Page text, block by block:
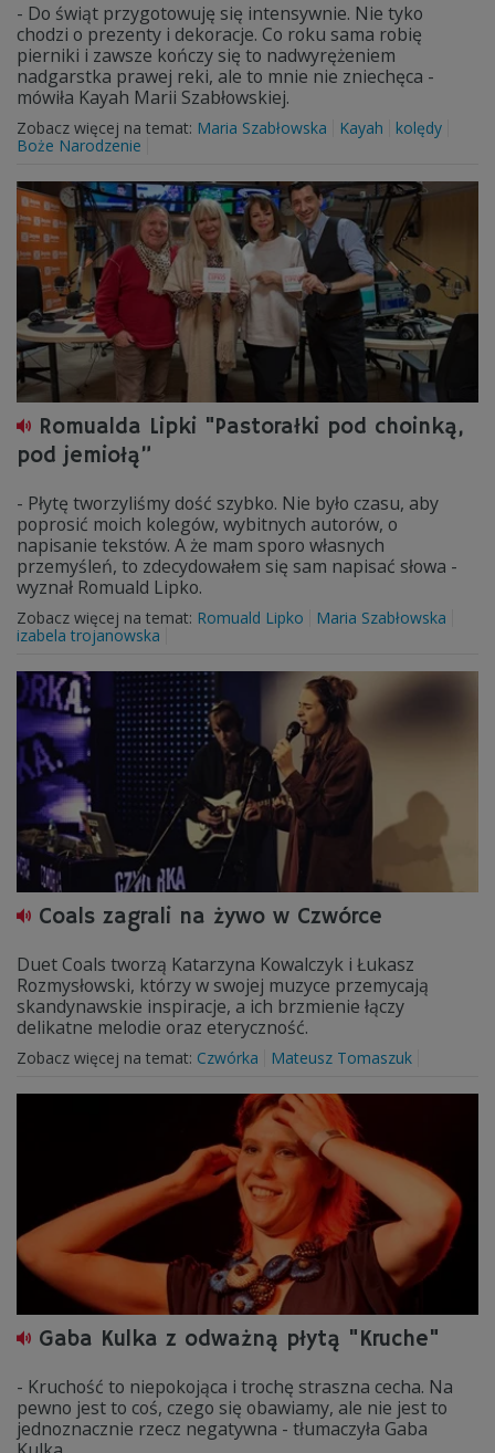
- Do świąt przygotowuję się intensywnie. Nie tyko
chodzi o prezenty i dekoracje. Co roku sama robię
pierniki i zawsze kończy się to nadwyrężeniem
nadgarstka prawej reki, ale to mnie nie zniechęca -
mówiła Kayah Marii Szabłowskiej.
Zobacz więcej na temat: Maria Szabłowska Kayah
kolędy
Boże Narodzenie
Romualda Lipki "Pastorałki pod choinką,
pod jemiołą”
- Płytę tworzyliśmy dość szybko. Nie było czasu, aby
poprosić moich kolegów, wybitnych autorów, o
napisanie tekstów. A że mam sporo własnych
przemyśleń, to zdecydowałem się sam napisać słowa -
wyznał Romuald Lipko.
Zobacz więcej na temat: Romuald Lipko
Maria Szabłowska
izabela trojanowska
Coals zagrali na żywo w Czwórce
Duet Coals tworzą Katarzyna Kowalczyk i Łukasz
Rozmysłowski, którzy w swojej muzyce przemycają
skandynawskie inspiracje, a ich brzmienie łączy
delikatne melodie oraz eteryczność.
Zobacz więcej na temat: Czwórka Mateusz Tomaszuk
Gaba Kulka z odważną płytą "Kruche"
- Kruchość to niepokojąca i trochę straszna cecha. Na
pewno jest to coś, czego się obawiamy, ale nie jest to
jednoznacznie rzecz negatywna - tłumaczyła Gaba